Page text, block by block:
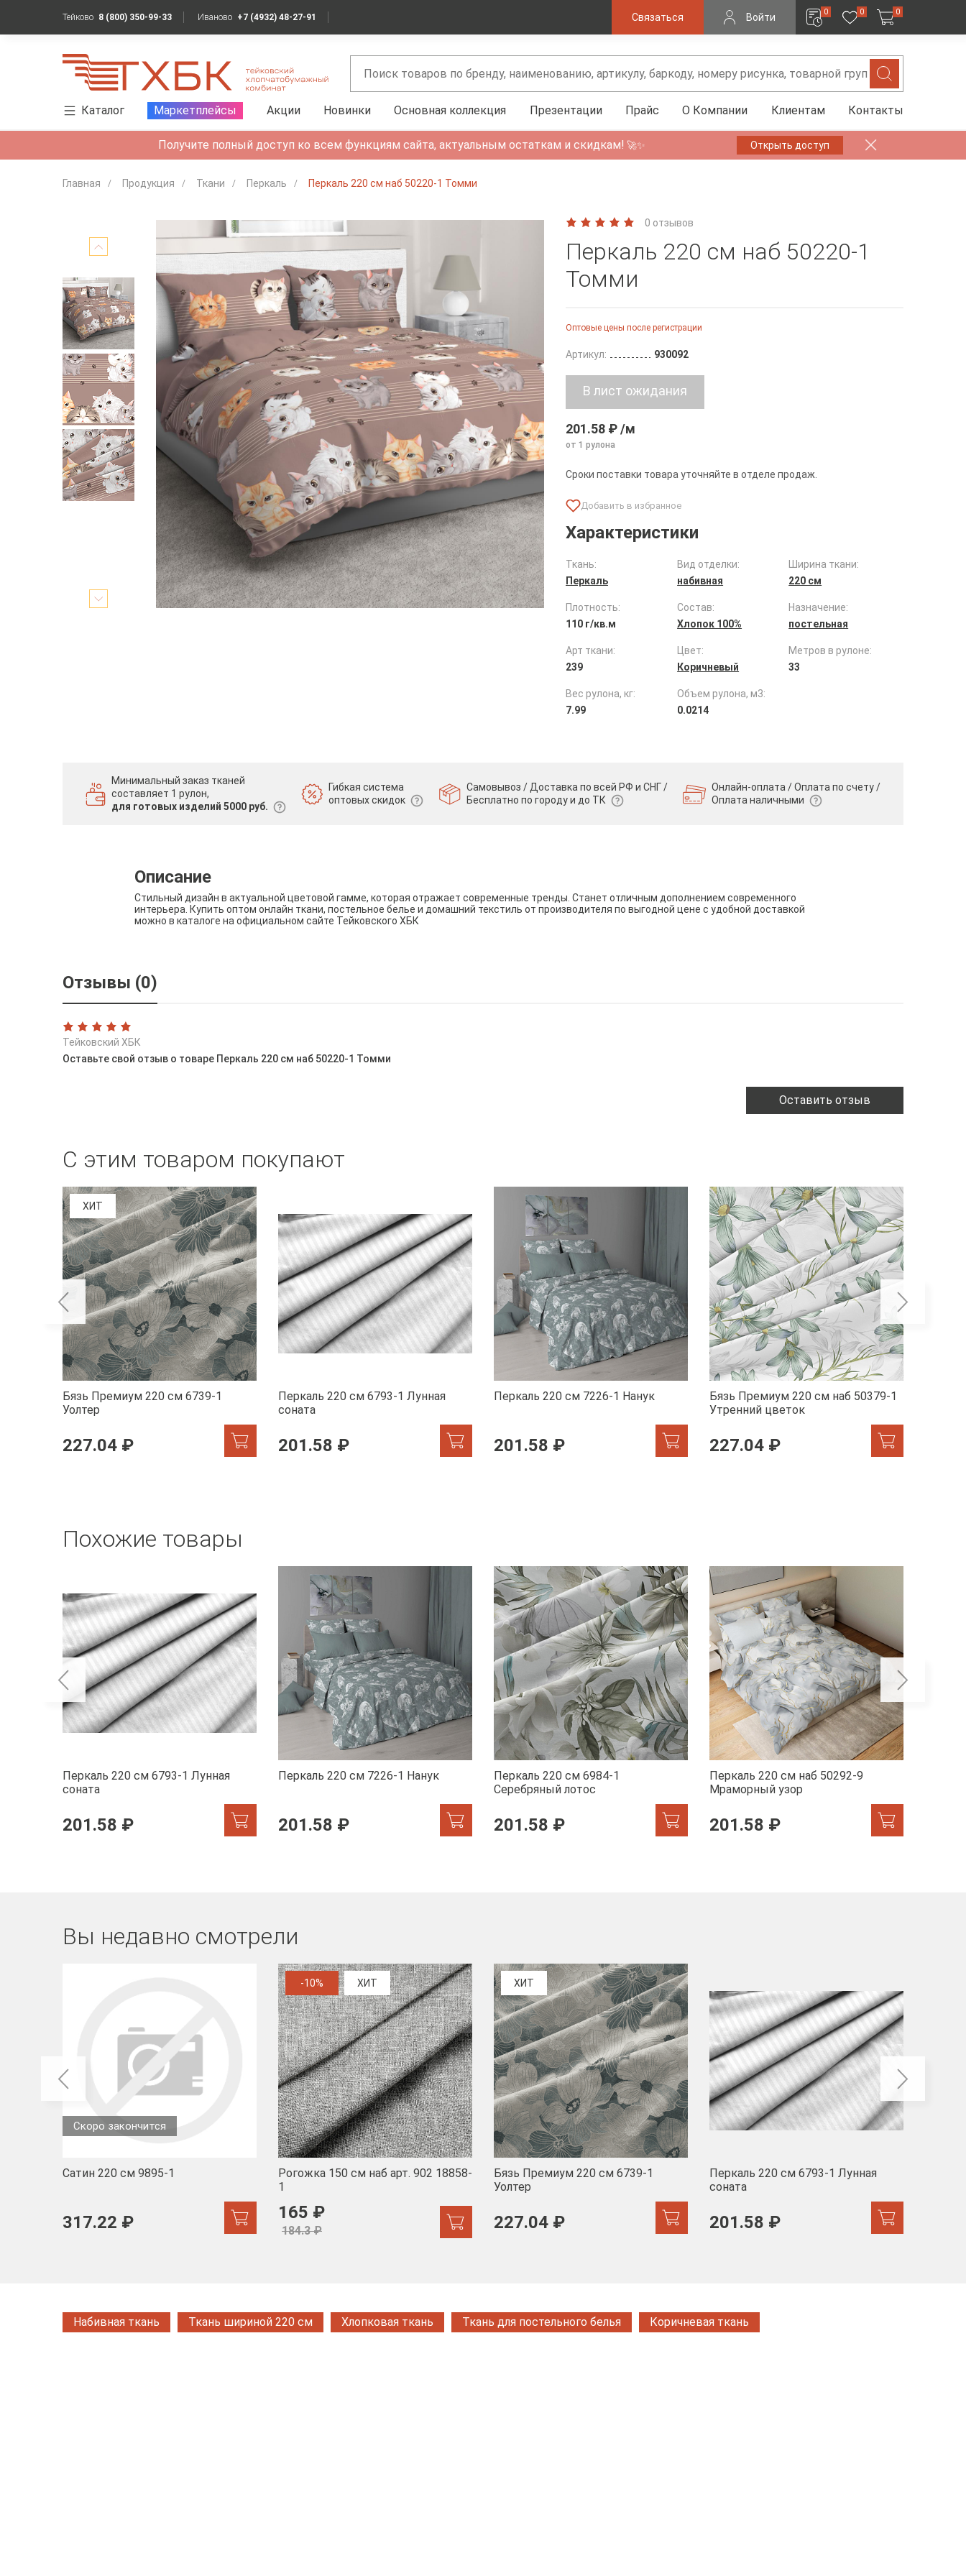
Тейково 8 (800) 350-99-33 Иваново +7 (4932) 48-27-91 Связаться Войти 0 0 0
Каталог Маркетплейсы Акции Новинки Основная коллекция Презентации Прайс О Компании Клиентам Контакты
Получите полный доступ ко всем функциям сайта, актуальным остаткам и скидкам! 🚀✨ Открыть доступ
Главная Продукция Ткани Перкаль Перкаль 220 см наб 50220-1 Томми
0 отзывов
Перкаль 220 см наб 50220-1
Томми
Оптовые цены после регистрации
Артикул: 930092
201.58 ₽ /м
от 1 рулона
Сроки поставки товара уточняйте в отделе продаж.
Характеристики
Ткань:
Перкаль
Вид отделки:
набивная
Ширина ткани:
220 см
Плотность:
110 г/кв.м
Состав:
Хлопок 100%
Назначение:
постельная
Арт ткани:
239
Цвет:
Коричневый
Метров в рулоне:
33
Вес рулона, кг:
7.99
Объем рулона, м3:
0.0214
Минимальный заказ тканей
составляет 1 рулон,
для готовых изделий 5000 руб.
Гибкая система
оптовых скидок
Самовывоз / Доставка по всей РФ и СНГ /
Бесплатно по городу и до ТК
Онлайн-оплата / Оплата по счету /
Оплата наличными
Описание
Стильный дизайн в актуальной цветовой гамме, которая отражает современные тренды. Станет отличным дополнением современного
интерьера. Купить оптом онлайн ткани, постельное белье и домашний текстиль от производителя по выгодной цене с удобной доставкой
можно в каталоге на официальном сайте Тейковского ХБК
Отзывы (0)
Тейковский ХБК
Оставьте свой отзыв о товаре Перкаль 220 см наб 50220-1 Томми
Оставить отзыв
С этим товаром покупают
ХИТ
Бязь Премиум 220 см 6739-1
Уолтер
227.04 ₽
Перкаль 220 см 6793-1 Лунная
соната
201.58 ₽
Перкаль 220 см 7226-1 Нанук
201.58 ₽
Бязь Премиум 220 см наб 50379-1
Утренний цветок
227.04 ₽
Похожие товары
Перкаль 220 см 6793-1 Лунная
соната
201.58 ₽
Перкаль 220 см 7226-1 Нанук
201.58 ₽
Перкаль 220 см 6984-1
Серебряный лотос
201.58 ₽
Перкаль 220 см наб 50292-9
Мраморный узор
201.58 ₽
Вы недавно смотрели
Скоро закончится
Сатин 220 см 9895-1
317.22 ₽
-10% ХИТ
Рогожка 150 см наб арт. 902 18858-
1
165 ₽
184.3 ₽
ХИТ
Бязь Премиум 220 см 6739-1
Уолтер
227.04 ₽
Перкаль 220 см 6793-1 Лунная
соната
201.58 ₽
Набивная ткань Ткань шириной 220 см Хлопковая ткань Ткань для постельного белья Коричневая ткань